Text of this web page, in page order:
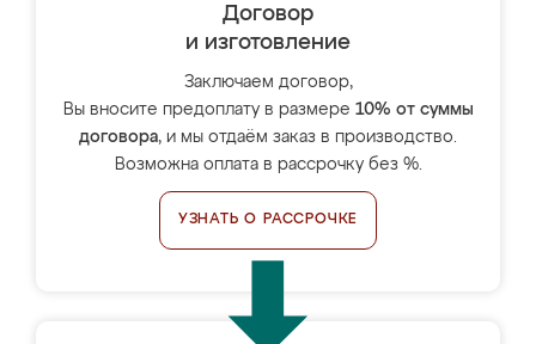
Договор
и изготовление
Заключаем договор,
Вы вносите предоплату в размере 10% от суммы
договора, и мы отдаём заказ в производство.
Возможна оплата в рассрочку без %.
УЗНАТЬ О РАССРОЧКЕ